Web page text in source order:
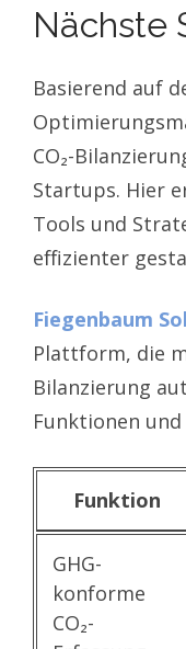
Nächste
Basierend auf
CO₂-
Startups. Hier
Tools und
effizienter
Fiegenbaum
Plattform, die
Bilanzierung
Funktionen
Funktion
GHG-
konforme
CO₂-